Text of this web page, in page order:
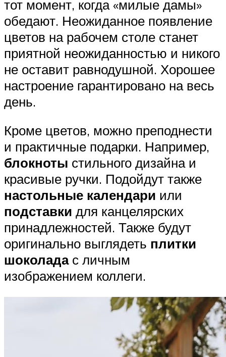
тот момент, когда «милые дамы»
обедают. Неожиданное появление
цветов на рабочем столе станет
приятной неожиданностью и никого
не оставит равнодушной. Хорошее
настроение гарантировано на весь
день.
Кроме цветов, можно преподнести
и практичные подарки. Например,
блокноты стильного дизайна и
красивые ручки. Подойдут также
настольные календари или
подставки для канцелярских
принадлежностей. Также будут
оригинально выглядеть плитки
шоколадас личным
изображением коллеги.